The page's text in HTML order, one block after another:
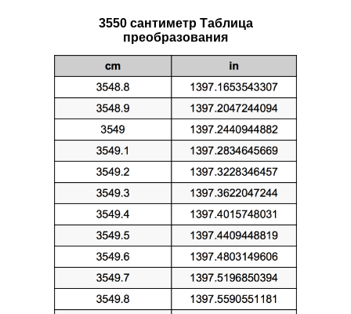
3550 сантиметр Таблица
преобразования